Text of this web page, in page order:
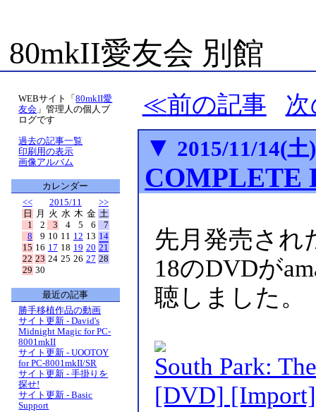
80mkII愛友会 別館
前の記事
▼ 2015/11/14(土)
COMPLETE
先月発売され
18のDVDが
聴しました。
South Park:
[DVD] [Import]
WEBサイト「80mkII愛
友会 」管理人の個人ブ
ログです
過去の記事一覧
印刷用の表示
画像アルバム
カレンダー
<<
2015/11
>>
日
月 火 水 木 金 土
1
2 3 4 5 6
7
8
9 10 11 12 13 14
15 16 17 18 19 20 21
22 23 24 25 26 27 28
29 30
最近の記事
勝手移植作品の動画
サイト更新 - David's
Midnight Magic for PC-
8001mkII
サイト更新 - UOOTOY
for PC-8001mkII/SR
サイト更新 - 手掛りを
探せ!
サイト更新 - Basic
Support